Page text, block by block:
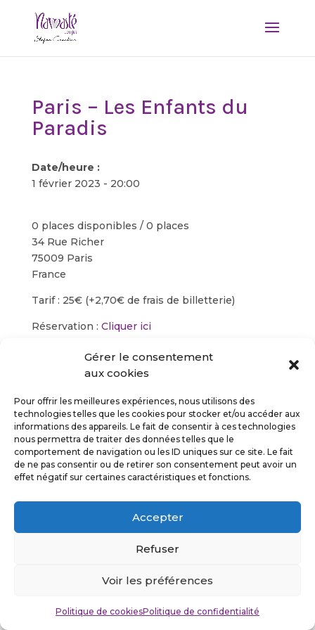
Gérer le consentement
aux cookies
Pour offrir les meilleures expériences, nous utilisons des
technologies telles que les cookies pour stocker et/ou accéder aux
informations des appareils. Le fait de consentir à ces technologies
nous permettra de traiter des données telles que le
comportement de navigation ou les ID uniques sur ce site. Le fait
de ne pas consentir ou de retirer son consentement peut avoir un
effet négatif sur certaines caractéristiques et fonctions.
Accepter
Refuser
Voir les préférences
Politique de cookiesPolitique de confidentialité
Paris – Les Enfants du
Paradis
Date/heure :
1 février 2023 - 20:00
0 places disponibles / 0 places
34 Rue Richer
75009 Paris
France
Tarif : 25€ (+2,70€ de frais de billetterie)
Réservation : Cliquer ici
Suivez-moi
Mentions légales
Design by Kaleys